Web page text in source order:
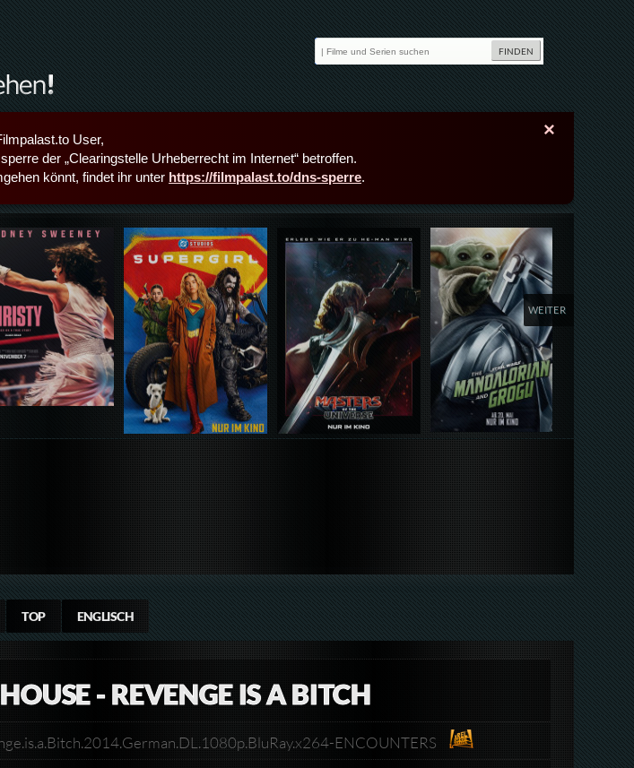
×
User,
der „Clearingstelle Urheberrecht im Internet“ betroffen.
könnt, findet ihr unter https://filmpalast.to/dns-sperre.
Details,Play Details,Play Details,Play Details,Play
WEITER
TOP ENGLISCH
- REVENGE IS A BITCH
ENCOUNTERS